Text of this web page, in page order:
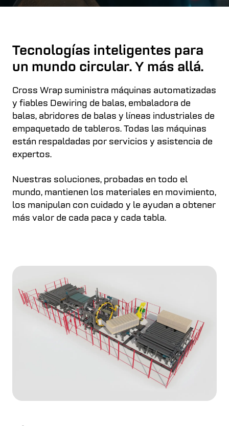
Tecnologías inteligentes para
un mundo circular. Y más allá.
Cross Wrap suministra máquinas automatizadas
y fiables Dewiring de balas, embaladora de
balas, abridores de balas y líneas industriales de
empaquetado de tableros. Todas las máquinas
están respaldadas por servicios y asistencia de
expertos.
Nuestras soluciones, probadas en todo el
mundo, mantienen los materiales en movimiento,
los manipulan con cuidado y le ayudan a obtener
más valor de cada paca y cada tabla.